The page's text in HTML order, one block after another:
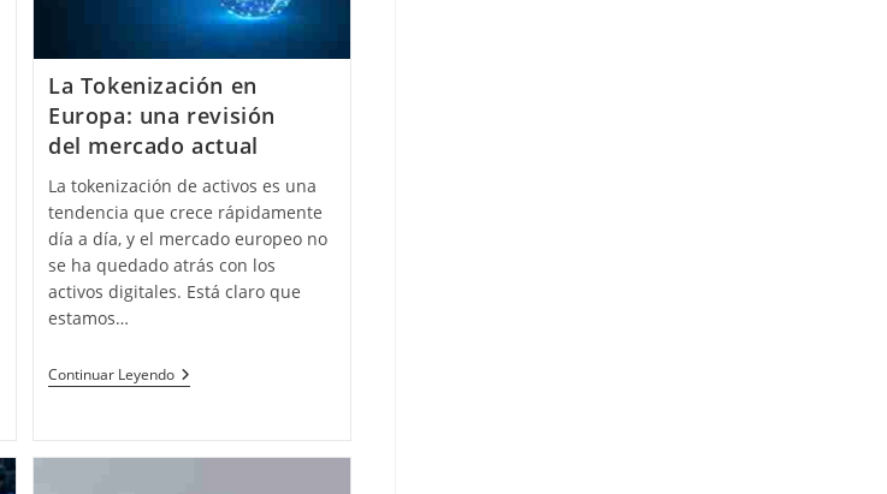
La Tokenización en
Europa: una revisión
del mercado actual
La tokenización de activos es una
tendencia que crece rápidamente
día a día, y el mercado europeo no
se ha quedado atrás con los
activos digitales. Está claro que
estamos…
Continuar LeyendoLa
Tokenización